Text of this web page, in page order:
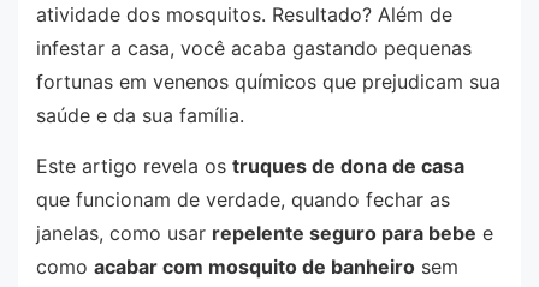
atividade dos mosquitos. Resultado? Além de
infestar a casa, você acaba gastando pequenas
fortunas em venenos químicos que prejudicam sua
saúde e da sua família.
Este artigo revela os truques de dona de casa
que funcionam de verdade, quando fechar as
janelas, como usar repelente seguro para bebe e
como acabar com mosquito de banheiro sem